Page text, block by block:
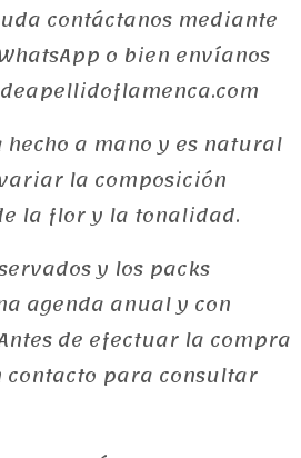
contáctanos mediante
o bien envíanos
hecho a mano y es natural
la composición
la flor y la tonalidad.
y los packs
agenda anual y con
de efectuar la compra
contacto para consultar